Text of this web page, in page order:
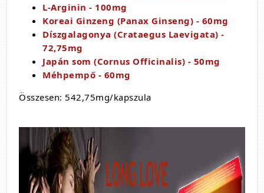
L-Arginin - 100mg
Koreai Ginzeng (Panax Ginseng) - 60mg
Díszgalagonya (Crataegus Laevigata) -
72,75mg
Japán som (Cornus Officinalis) - 50mg
Méhpempő - 60mg
Összesen: 542,75mg/kapszula